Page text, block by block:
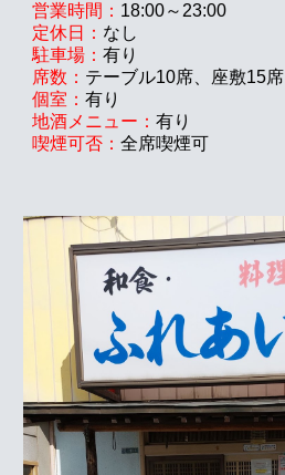
営業時間： 18:00～23:00
定休日： なし
駐車場：有り
席数： テーブル10席、座敷15席
個室：有り
地酒メニュー：有り
喫煙可否：全席喫煙可